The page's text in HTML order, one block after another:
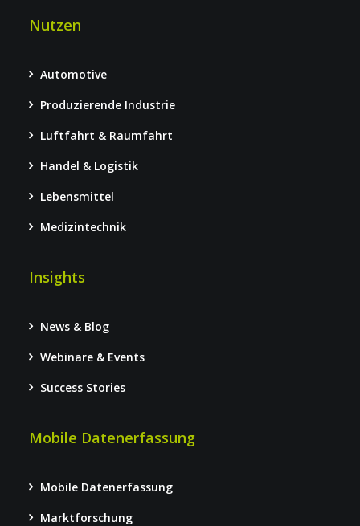
Nutzen
Automotive
Produzierende Industrie
Luftfahrt & Raumfahrt
Handel & Logistik
Lebensmittel
Medizintechnik
Insights
News & Blog
Webinare & Events
Success Stories
Mobile Datenerfassung
Mobile Datenerfassung
Marktforschung